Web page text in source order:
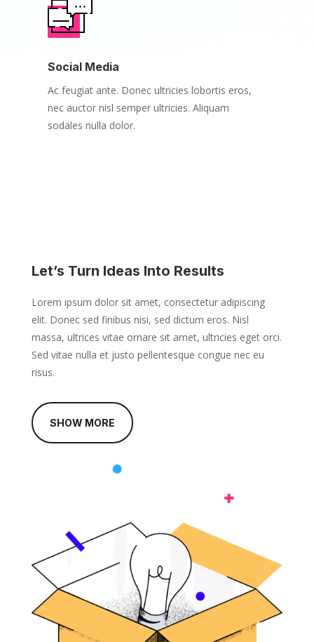
Social Media
Ac feugiat ante. Donec ultricies lobortis eros,
nec auctor nisl semper ultricies. Aliquam
sodales nulla dolor.
Let’s Turn Ideas Into Results
Lorem ipsum dolor sit amet, consectetur adipiscing
elit. Donec sed finibus nisi, sed dictum eros. Nisl
massa, ultrices vitae ornare sit amet, ultricies eget orci.
Sed vitae nulla et justo pellentesque congue nec eu
risus.
SHOW MORE